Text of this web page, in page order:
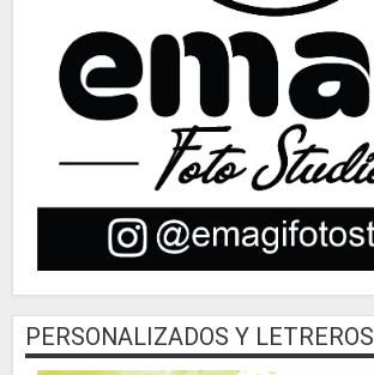
PERSONALIZADOS Y LETREROS